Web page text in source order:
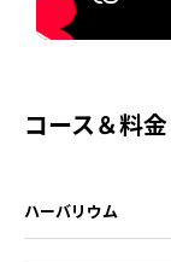
コース＆料金
ハーバリウム